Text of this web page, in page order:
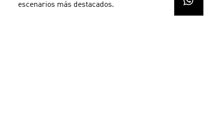
escenarios más destacados.